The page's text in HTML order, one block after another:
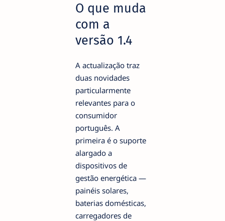
O que muda
com a
versão 1.4
A actualização traz
duas novidades
particularmente
relevantes para o
consumidor
português. A
primeira é o suporte
alargado a
dispositivos de
gestão energética —
painéis solares,
baterias domésticas,
carregadores de